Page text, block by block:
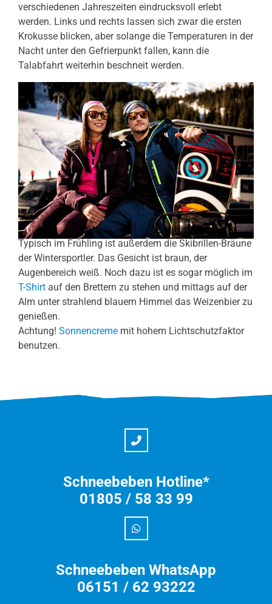
verschiedenen Jahreszeiten eindrucksvoll erlebt
werden. Links und rechts lassen sich zwar die ersten
Krokusse blicken, aber solange die Temperaturen in der
Nacht unter den Gefrierpunkt fallen, kann die
Talabfahrt weiterhin beschneit werden.
Typisch im Frühling ist außerdem die Skibrillen-Bräune
der Wintersportler. Das Gesicht ist braun, der
Augenbereich weiß. Noch dazu ist es sogar möglich im
T-Shirt auf den Brettern zu stehen und mittags auf der
Alm unter strahlend blauem Himmel das Weizenbier zu
genießen.
Achtung! Sonnencreme mit hohem Lichtschutzfaktor
benutzen.
Schneebeben Hotline*
01805 / 58 33 99
Schneebeben WhatsApp
06151 / 62 93222